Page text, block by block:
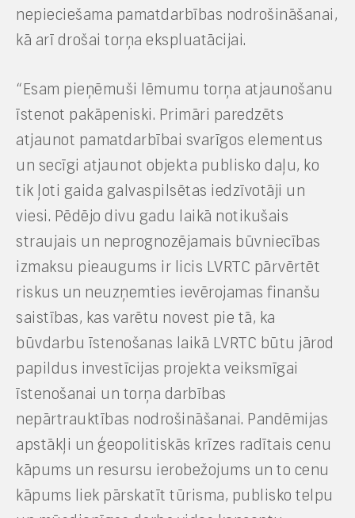
nepieciešama pamatdarbības nodrošināšanai,
kā arī drošai torņa ekspluatācijai.
“Esam pieņēmuši lēmumu torņa atjaunošanu
īstenot pakāpeniski. Primāri paredzēts
atjaunot pamatdarbībai svarīgos elementus
un secīgi atjaunot objekta publisko daļu, ko
tik ļoti gaida galvaspilsētas iedzīvotāji un
viesi. Pēdējo divu gadu laikā notikušais
straujais un neprognozējamais būvniecības
izmaksu pieaugums ir licis LVRTC pārvērtēt
riskus un neuzņemties ievērojamas finanšu
saistības, kas varētu novest pie tā, ka
būvdarbu īstenošanas laikā LVRTC būtu jārod
papildus investīcijas projekta veiksmīgai
īstenošanai un torņa darbības
nepārtrauktības nodrošināšanai. Pandēmijas
apstākļi un ģeopolitiskās krīzes radītais cenu
kāpums un resursu ierobežojums un to cenu
kāpums liek pārskatīt tūrisma, publisko telpu